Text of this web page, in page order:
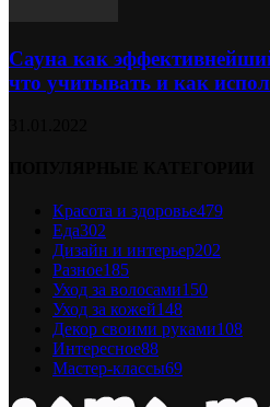
Сауна как
что учитывать и как
Красота и здоровье479
Еда302
Дизайн и интерьер202
Разное185
Уход за волосами150
Уход за кожей148
Декор своими руками108
Интересное88
Мастер-классы69